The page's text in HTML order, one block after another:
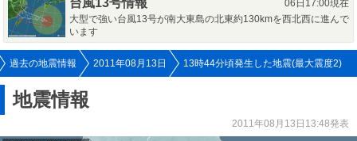
台風13号情報
06日17:00現在
大型で強い台風13号が南大東島の北東約130kmを西北西に進んで
います
過去の地震情報 2011年08月13日 13時44分頃発生した地震(最大震度2)
地震情報
2011年08月13日13:48発表